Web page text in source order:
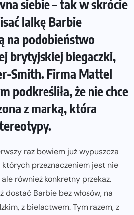
siebie – tak w skrócie
lalkę Barbie
na podobieństwo
brytyjskiej biegaczki,
Smith. Firma Mattel
podkreśliła, że nie chce
z marką, która
raz bowiem już wypuszcza
których przeznaczeniem jest nie
również konkretny przekaz.
dostać Barbie bez włosów, na
z bielactwem. Tym razem, z